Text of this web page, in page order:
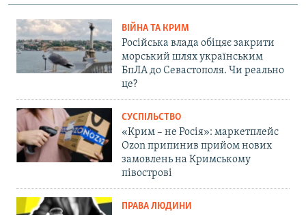
ВІЙНА ТА КРИМ
Російська влада обіцяє закрити
морський шлях українським
БпЛА до Севастополя. Чи реально
це?
СУСПІЛЬСТВО
«Крим – не Росія»: маркетплейс
Ozon припинив прийом нових
замовлень на Кримському
півострові
ПРАВА ЛЮДИНИ